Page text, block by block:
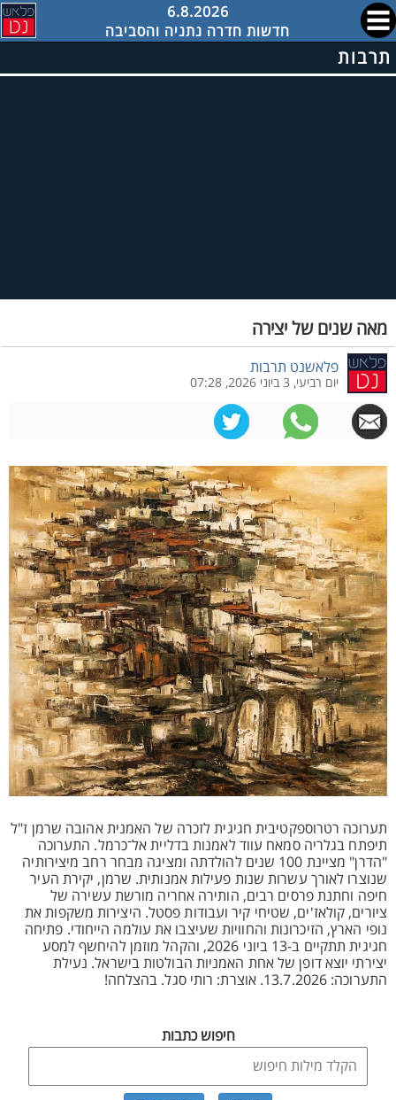
6.8.2026
חדשות חדרה נתניה והסביבה
תרבות
מאה שנים של יצירה
פלאשנט תרבות
יום רביעי, 3 ביוני 2026, 07:28
תערוכה רטרוספקטיבית חגיגית לזכרה של האמנית אהובה שרמן ז"ל
תיפתח בגלריה סמאח עווד לאמנות בדליית אל־כרמל. התערוכה
"הדרן" מציינת 100 שנים להולדתה ומציגה מבחר רחב מיצירותיה
שנוצרו לאורך עשרות שנות פעילות אמנותית. שרמן, יקירת העיר
חיפה וחתנת פרסים רבים, הותירה אחריה מורשת עשירה של
ציורים, קולאז'ים, שטיחי קיר ועבודות פסטל. היצירות משקפות את
נופי הארץ, הזיכרונות והחוויות שעיצבו את עולמה הייחודי. פתיחה
חגיגית תתקיים ב-13 ביוני 2026, והקהל מוזמן להיחשף למסע
יצירתי יוצא דופן של אחת האמניות הבולטות בישראל. נעילת
התערוכה: 13.7.2026. אוצרת: רותי סגל. בהצלחה!
חיפוש כתבות